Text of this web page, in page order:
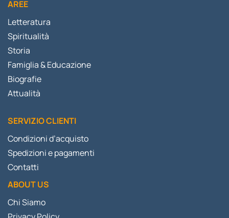
AREE
Letteratura
Spiritualità
Storia
Famiglia & Educazione
Biografie
Attualità
SERVIZIO CLIENTI
Condizioni d’acquisto
Spedizioni e pagamenti
Contatti
ABOUT US
Chi Siamo